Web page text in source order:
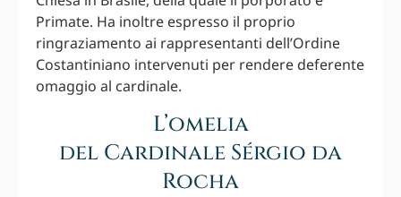
Primate. Ha inoltre espresso il proprio
ringraziamento ai rappresentanti dell’Ordine
Costantiniano intervenuti per rendere deferente
omaggio al cardinale.
L’omelia
del Cardinale Sérgio da
Rocha